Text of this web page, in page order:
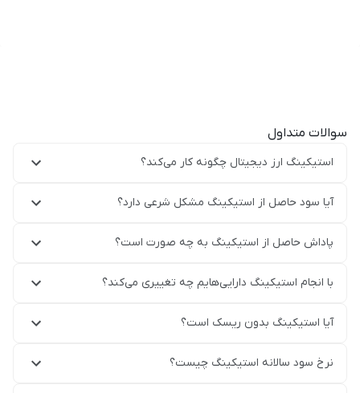
سوالات متداول
استیکینگ ارز دیجیتال چگونه کار می‌کند؟
آیا سود حاصل از استیکینگ مشکل شرعی دارد؟
پاداش حاصل از استیکینگ به چه صورت است؟
با انجام استیکینگ دارایی‌هایم چه تغییری می‌کند؟
آیا استیکینگ بدون ریسک است؟
نرخ سود سالانه استیکینگ چیست؟